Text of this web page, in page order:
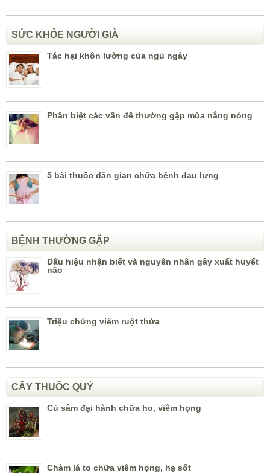
SỨC KHỎE NGƯỜI GIÀ
Tác hại khôn lường của ngủ ngáy
Phân biệt các vấn đề thường gặp mùa nắng nóng
5 bài thuốc dân gian chữa bệnh đau lưng
BỆNH THƯỜNG GẶP
Dấu hiệu nhận biết và nguyên nhân gây xuất huyết
não
Triệu chứng viêm ruột thừa
CÂY THUỐC QUÝ
Củ sâm đại hành chữa ho, viêm họng
Chàm lá to chữa viêm họng, hạ sốt